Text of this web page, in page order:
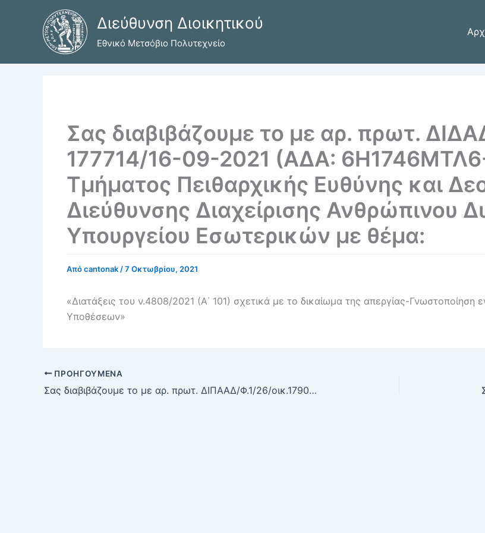
περιεχόμενο
Διεύθυνση Διοικητικού
Εθνικό Μετσόβιο Πολυτεχνείο
Σας διαβιβάζουμε το με αρ. πρωτ.
177714/16-09-2021 (ΑΔΑ:
Τμήματος Πειθαρχικής Ευθύνης και
Διεύθυνσης Διαχείρισης Ανθρώπινου
Υπουργείου Εσωτερικών με θέμα:
Απόcantonak /7 Οκτωβρίου, 2021
«Διατάξεις του ν.4808/2021 (Α΄ 101) σχετικά με το δικαίωμα της απεργίας-Γνωστοποίηση
Υποθέσεων»
ΠΡΟΗΓΟΎΜΕΝΑ
Σας διαβιβάζουμε το με αρ. πρωτ. ΔΙΠΑΑΔ/Φ.1/26/οικ.17909/17-9-2021 έγγραφο του Τμήματος Ανάπτυξης Ανθρώπινου Δυναμικού της Δ/νσης Προγραμματισμού & Ανάπτυξης Ανθρώπινου Δυναμικού του Δημοσίου Τομέα του Υπουργείου Εσωτερικών με θέμα: